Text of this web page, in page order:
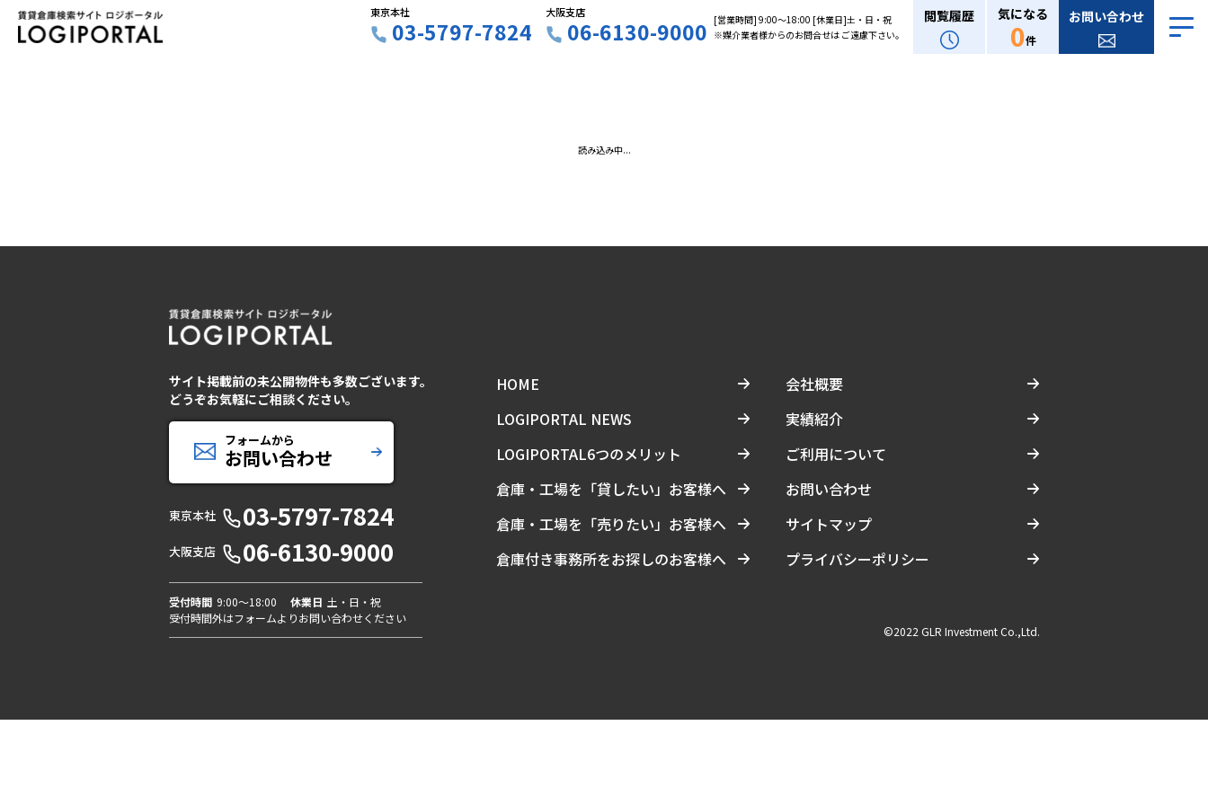
東京本社
03-5797-7824
大阪支店
06-6130-9000 [営業時間] 9:00〜18:00 [休業日]土・日・祝
※媒介業者様からのお問合せは ご遠慮下さい。
閲覧履歴 気になる
0件
お問い合わせ
読み込み中...
サイト掲載前の未公開物件も多数ございます。
どうぞお気軽にご相談ください。
フォームから
お問い合わせ
東京本社 03-5797-7824
大阪支店 06-6130-9000
受付時間 9:00〜18:00 休業日 土・日・祝
受付時間外はフォームよりお問い合わせください
HOME
LOGIPORTAL NEWS
LOGIPORTAL6つのメリット
倉庫・工場を「貸したい」お客様へ
倉庫・工場を「売りたい」お客様へ
倉庫付き事務所をお探しのお客様へ
会社概要
実績紹介
ご利用について
お問い合わせ
サイトマップ
プライバシーポリシー
©2022 GLR Investment Co.,Ltd.